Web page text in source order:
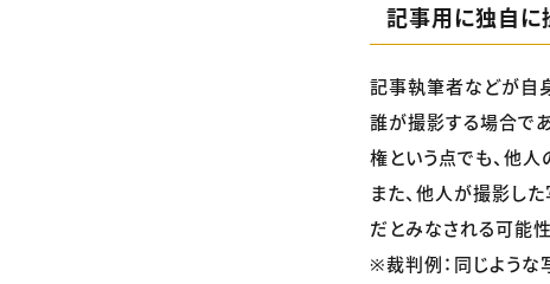
記事用に独自に
記事執筆者などが自
誰が撮影する場合で
権という点でも、他人
また、他人が撮影し
だとみなされる可能性
※裁判例：同じような